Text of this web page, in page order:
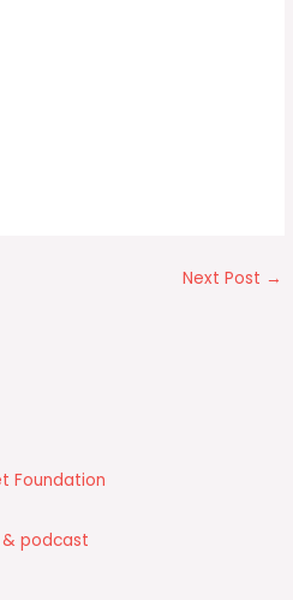
Next Post →
Foundation
podcast